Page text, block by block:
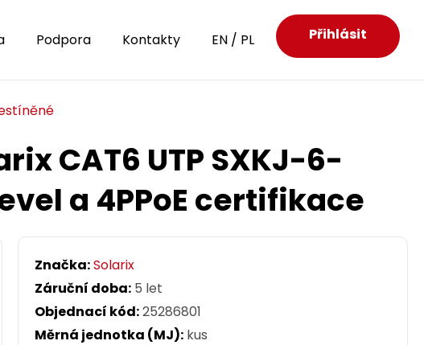
Podpora Kontakty EN / PL Přihlásit
CAT6 UTP SXKJ-6-
a 4PPoE certifikace
Značka:Solarix
Záruční doba: 5 let
Objednací kód:25286801
Měrná jednotka (MJ): kus